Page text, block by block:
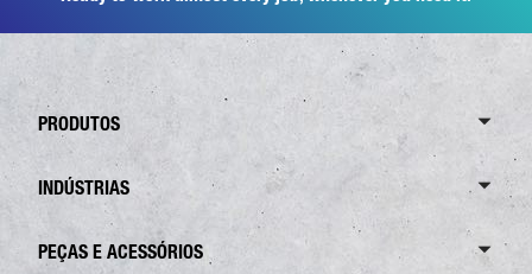
PRODUTOS
Resumo Canter
6,0 Toneladas
7,5 Toneladas
INDÚSTRIAS
Resumo Branques
PEÇAS E ACESSÓRIOS